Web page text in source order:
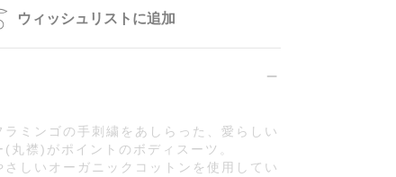
ウィッシュリストに追加
ラミンゴの手刺繍をあしらった、愛らしい
(丸襟)がポイントのボディスーツ。
しいオーガニックコットンを使用してい